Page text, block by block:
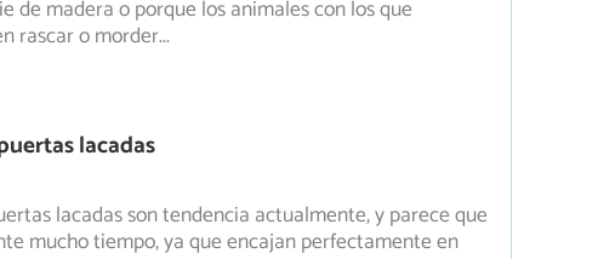
de madera o porque los animales con los que
rascar o morder...
lacadas
lacadas son tendencia actualmente, y parece que
mucho tiempo, ya que encajan perfectamente en